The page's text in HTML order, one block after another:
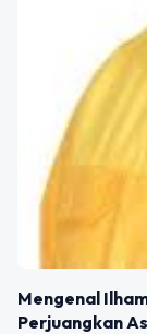
Mengenal
Perjuangkan